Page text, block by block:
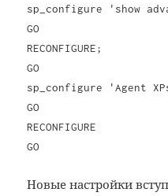
sp_configure 'show
GO
RECONFIGURE;
GO
sp_configure 'Agent
GO
RECONFIGURE
GO
Новые настройки